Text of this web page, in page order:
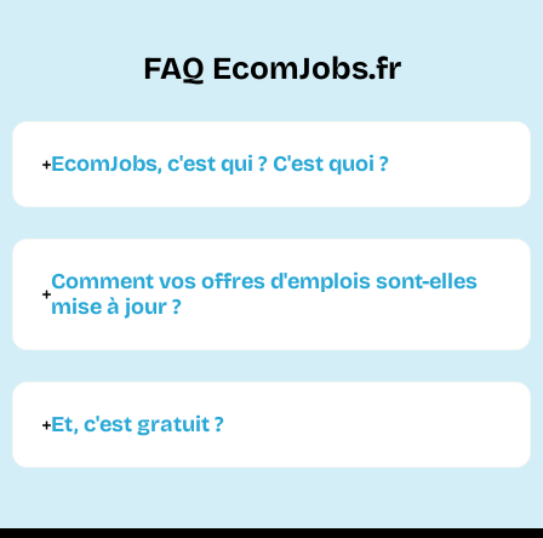
FAQ EcomJobs.fr
EcomJobs, c'est qui ? C'est quoi ?
Comment vos offres d'emplois sont-elles
mise à jour ?
Et, c'est gratuit ?